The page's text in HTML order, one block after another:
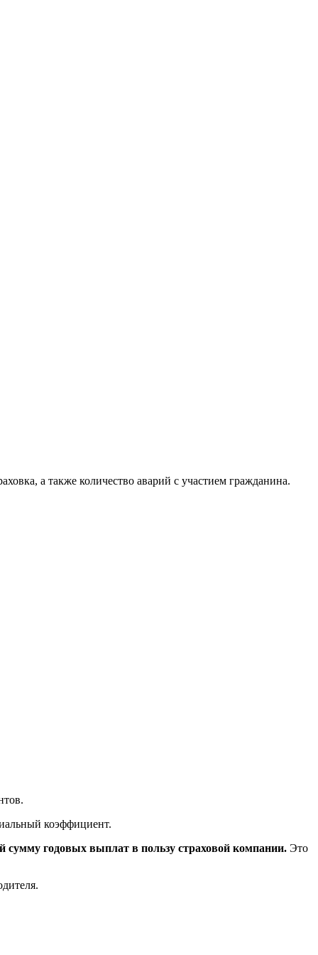
а также количество аварий с участием гражданина.
коэффициент.
годовых выплат в пользу страховой компании. Это